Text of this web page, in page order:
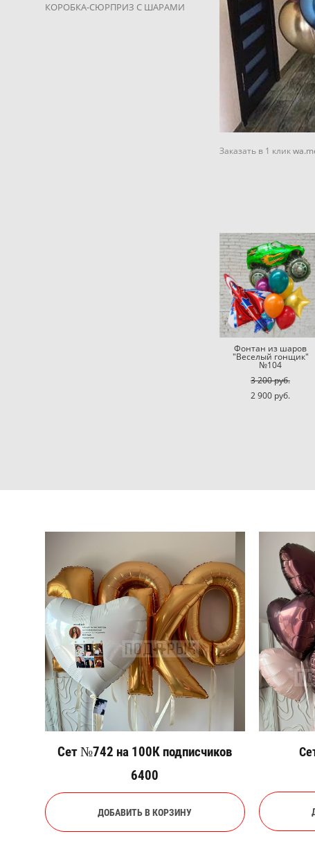
КОРОБКА-СЮРПРИЗ С ШАРАМИ
Заказать в 1 клик
Фонтан из шаров
"Веселый гонщик"
№104
3 200 pуб.
2 900 pуб.
Сет №742 на 100К подписчиков
6400
ДОБАВИТЬ В КОРЗИНУ